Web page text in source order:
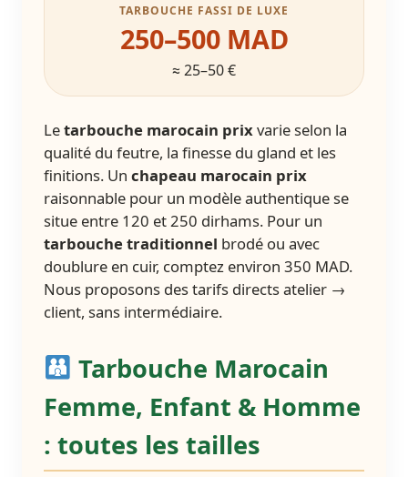
TARBOUCHE FASSI DE LUXE
250–500 MAD
≈ 25–50 €
Letarbouche marocain prixvarie selon la
qualité du feutre, la finesse du gland et les
finitions. Un chapeau marocain prix
raisonnable pour un modèle authentique se
situe entre 120 et 250 dirhams. Pour un
tarbouche traditionnel brodé ou avec
doublure en cuir, comptez environ 350 MAD.
Nous proposons des tarifs directs atelier →
client, sans intermédiaire.
Tarbouche Marocain
Femme, Enfant & Homme
: toutes les tailles